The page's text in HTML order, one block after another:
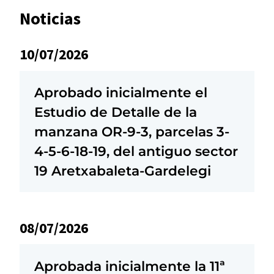
Noticias
10/07/2026
Aprobado inicialmente el
Estudio de Detalle de la
manzana OR-9-3, parcelas 3-
4-5-6-18-19, del antiguo sector
19 Aretxabaleta-Gardelegi
08/07/2026
Aprobada inicialmente la 11ª